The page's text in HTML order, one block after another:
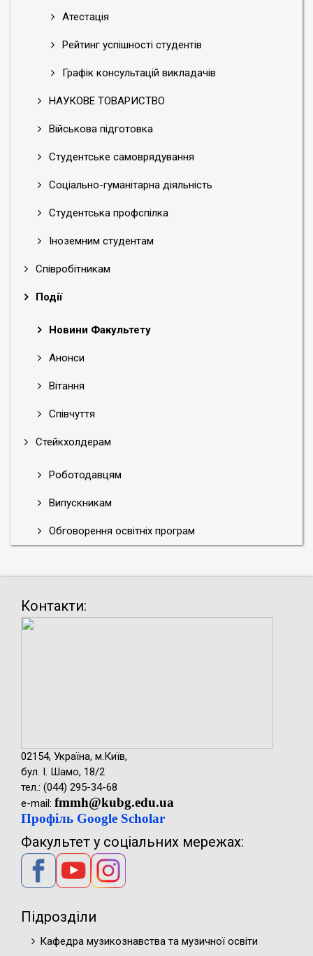
Атестація
Рейтинг успішності студентів
Графік консультацій викладачів
НАУКОВЕ ТОВАРИСТВО
Військова підготовка
Студентське самоврядування
Соціально-гуманітарна діяльність
Студентська профспілка
Іноземним студентам
Співробітникам
Події
Новини Факультету
Анонси
Вітання
Співчуття
Стейкхолдерам
Роботодавцям
Випускникам
Обговорення освітніх програм
Контакти:
02154, Україна, м.Київ,
бул. І. Шамо, 18/2
тел.: (044) 295-34-68
e-mail: fmmh@kubg.edu.ua
Профіль Google Scholar
Факультет у соціальних мережах:
Підрозділи
Кафедра музикознавства та музичної освіти